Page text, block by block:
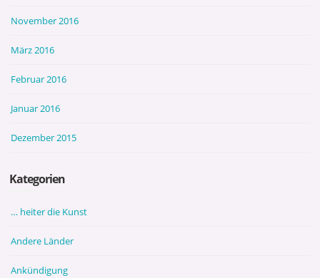
November 2016
März 2016
Februar 2016
Januar 2016
Dezember 2015
Kategorien
… heiter die Kunst
Andere Länder
Ankündigung